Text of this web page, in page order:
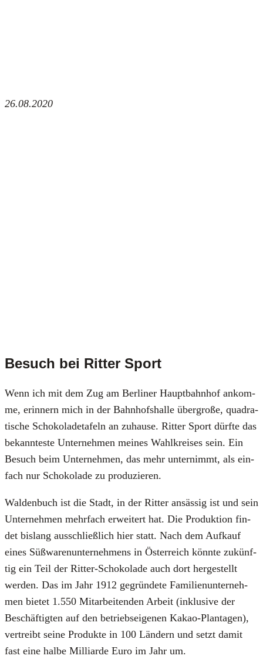
26.08.2020
Besuch bei Ritter Sport
Wenn ich mit dem Zug am Ber­li­ner Haupt­bahn­hof ankom­
me, erin­nern mich in der Bahn­hofs­hal­le über­gro­ße, qua­dra­
ti­sche Scho­ko­la­de­ta­feln an zuhau­se. Rit­ter Sport dürf­te das
bekann­tes­te Unter­neh­men mei­nes Wahl­krei­ses sein. Ein
Besuch beim Unter­neh­men, das mehr unter­nimmt, als ein­
fach nur Scho­ko­la­de zu pro­du­zie­ren.
Wal­den­buch ist die Stadt, in der Rit­ter ansäs­sig ist und sein
Unter­neh­men mehr­fach erwei­tert hat. Die Pro­duk­ti­on fin­
det bis­lang aus­schließ­lich hier statt. Nach dem Auf­kauf
eines Süß­wa­ren­un­ter­neh­mens in Öster­reich könn­te zukünf­
tig ein Teil der Rit­ter-Scho­ko­la­de auch dort her­ge­stellt
wer­den. Das im Jahr 1912 gegrün­de­te Fami­li­en­un­ter­neh­
men bie­tet 1.550 Mit­ar­bei­ten­den Arbeit (inklu­si­ve der
Beschäf­tig­ten auf den betriebs­ei­ge­nen Kakao-Plan­ta­gen),
ver­treibt sei­ne Pro­duk­te in 100 Län­dern und setzt damit
fast eine hal­be Mil­li­ar­de Euro im Jahr um.